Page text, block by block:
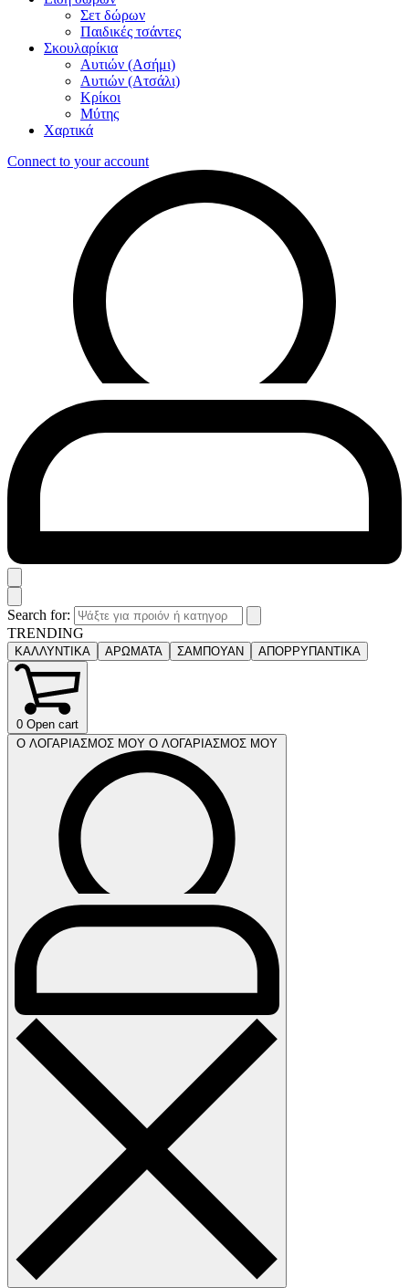
Σετ δώρων
Παιδικές τσάντες
Σκουλαρίκια
Αυτιών (Ασήμι)
Αυτιών (Ατσάλι)
Κρίκοι
Μύτης
Χαρτικά
Connect to your account
Search for:
TRENDING
ΚΑΛΛΥΝΤΙΚΑ ΑΡΩΜΑΤΑ ΣΑΜΠΟΥΑΝ ΑΠΟΡΡΥΠΑΝΤΙΚΑ
0 Open cart
Ο ΛΟΓΑΡΙΑΣΜΟΣ ΜΟΥ Ο ΛΟΓΑΡΙΑΣΜΟΣ ΜΟΥ